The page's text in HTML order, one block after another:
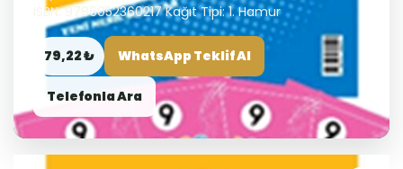
ISBN: 9786052360217 Kağıt Tipi: 1. Hamur
79,22 ₺ WhatsApp Teklif Al
Telefonla Ara